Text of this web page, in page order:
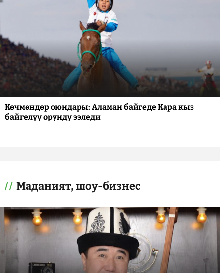
Көчмөндөр оюндары: Аламан байгеде Кара кыз
байгелүү орунду ээледи
Маданият, шоу-бизнес